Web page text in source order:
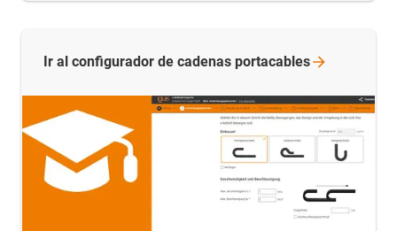
Ir al configurador de cadenas portacables